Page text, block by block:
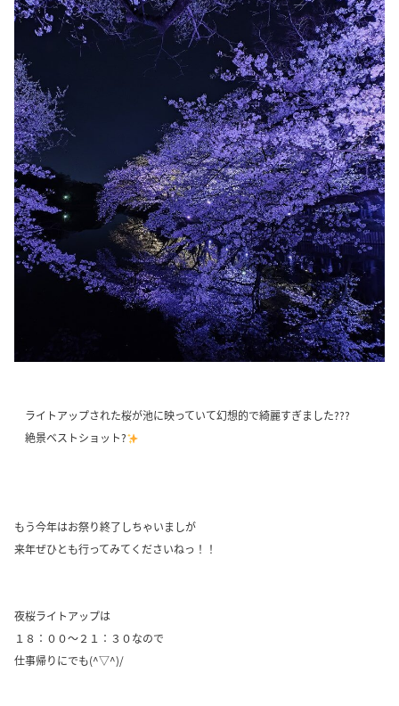
ライトアップされた桜が池に映っていて幻想的で綺麗すぎました???
絶景ベストショット?
もう今年はお祭り終了しちゃいましが
来年ぜひとも行ってみてくださいねっ！！
夜桜ライトアップは
１８：００～２１：３０なので
仕事帰りにでも(^▽^)/